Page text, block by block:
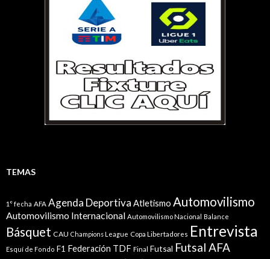
TEMAS
1° fecha AFA Agenda Deportiva Atletismo Automovilismo
Automovilismo Internacional Automovilismo Nacional Balance
Básquet CAU Champions League Copa Libertadores Entrevista
Esquí de Fondo F1 Federación TDF Final Futsal Futsal AFA